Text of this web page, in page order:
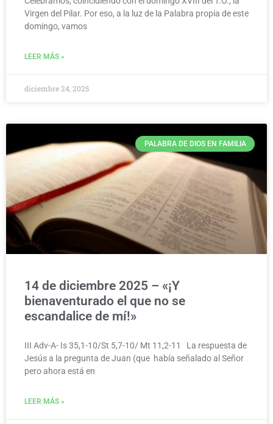
Virgen del Pilar. Por eso, a la luz de la Palabra propia de este
domingo, vamos
LEER MÁS »
diciembre 24, 2025
PALABRA DE DIOS EN FAMILIA
14 de diciembre 2025 – «¡Y
bienaventurado el que no se
escandalice de mí!»
III Adv-A- Is 35,1-10/St 5,7-10/ Mt 11,2-11 La respuesta de
Jesús a la pregunta de Juan (que había señalado al Señor
pero ahora está en
LEER MÁS »